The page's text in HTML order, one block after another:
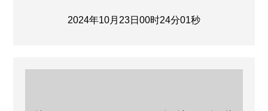
2024年10月23日00时24分01秒